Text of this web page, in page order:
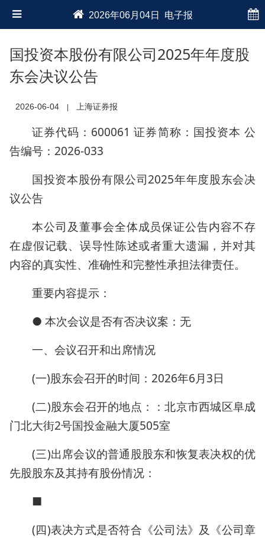
2026年06月04日 电子报
国投资本股份有限公司2025年年度股
东会决议公告
2026-06-04 上海证券报
证券代码：600061 证券简称：国投资本 公
告编号：2026-033
国投资本股份有限公司2025年年度股东会决
议公告
本公司及董事会全体成员保证公告内容不存
在虚假记载、误导性陈述或者重大遗漏，并对其
内容的真实性、准确性和完整性承担法律责任。
重要内容提示：
● 本次会议是否有否决议案：无
一、会议召开和出席情况
(一)股东会召开的时间：2026年6月3日
(二)股东会召开的地点：：北京市西城区阜成
门北大街2号国投金融大厦505室
(三)出席会议的普通股股东和恢复表决权的优
先股股东及其持有股份情况：
■
(四)表决方式是否符合《公司法》及《公司章